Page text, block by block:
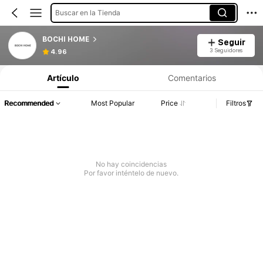
Buscar en la Tienda
BOCHI HOME
4.96
Seguir
3 Seguidores
Artículo Comentarios
Recommended Most Popular Price Filtros
No hay coincidencias
Por favor inténtelo de nuevo.